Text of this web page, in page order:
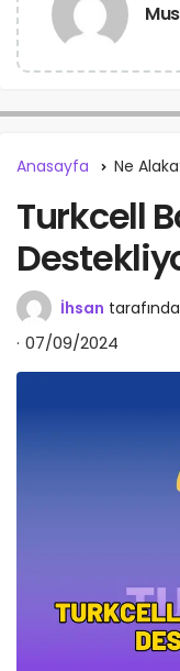
Anasayfa Ne
Turkcell
İhsan
07/09/2024